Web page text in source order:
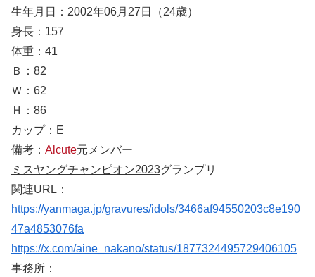
生年月日：2002年06月27日（24歳）
身長：157
体重：41
Ｂ：82
Ｗ：62
Ｈ：86
カップ：E
備考： Alcute元メンバー
ミスヤングチャンピオン2023グランプリ
関連URL：
https://yanmaga.jp/gravures/idols/3466af94550203c8e190
47a4853076fa
https://x.com/aine_nakano/status/1877324495729406105
事務所：